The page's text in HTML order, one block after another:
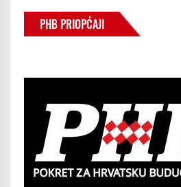
PHB PRIOPĆAJI